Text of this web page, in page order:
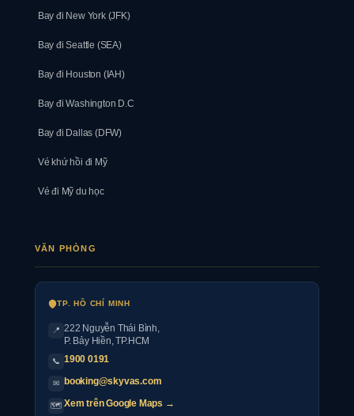
Bay đi New York (JFK)
Bay đi Seattle (SEA)
Bay đi Houston (IAH)
Bay đi Washington D.C
Bay đi Dallas (DFW)
Vé khứ hồi đi Mỹ
Vé đi Mỹ du học
VĂN PHÒNG
TP. HỒ CHÍ MINH
📍 222 Nguyễn Thái Bình,
P. Bảy Hiền, TP.HCM
📞 1900 0191
✉ booking@skyvas.com
🗺 Xem trên Google Maps →